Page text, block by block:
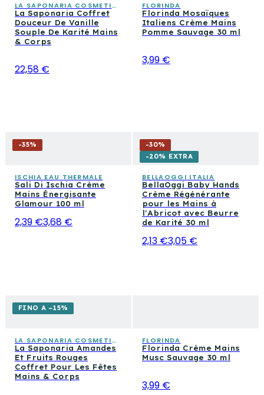
LA SAPONARIA COSMETICA CONSAPEVOLE
La Saponaria Coffret
Douceur De Vanille
Souple De Karité Mains
& Corps
22,58 €
FLORINDA
Florinda Mosaïques
Italiens Crème Mains
Pomme Sauvage 30 ml
3,99 €
-35%
ISCHIA EAU THERMALE
Sali Di Ischia Crème
Mains Énergisante
Glamour 100 ml
2,39 €3,68 €
-30%
-20% EXTRA
BELLAOGGI ITALIA
BellaOggi Baby Hands
Crème Régénérante
pour les Mains à
l'Abricot avec Beurre
de Karité 30 ml
2,13 €3,05 €
FINO A −15%
LA SAPONARIA COSMETICA CONSAPEVOLE
La Saponaria Amandes
Et Fruits Rouges
Coffret Pour Les Fêtes
Mains & Corps
FLORINDA
Florinda Crème Mains
Musc Sauvage 30 ml
3,99 €